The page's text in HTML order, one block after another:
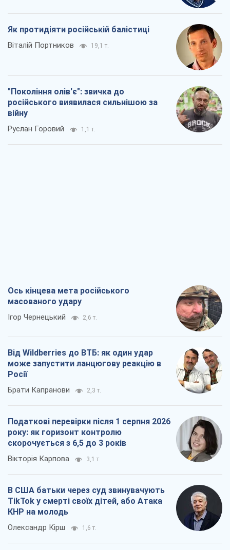
Як протидіяти російській балістиці
Віталій Портников 19,1 т.
"Покоління олів'є": звичка до
російського виявилася сильнішою за
війну
Руслан Горовий 1,1 т.
Ось кінцева мета російського
масованого удару
Ігор Чернецький 2,6 т.
Від Wildberries до ВТБ: як один удар
може запустити ланцюгову реакцію в
Росії
Брати Капранови 2,3 т.
Податкові перевірки після 1 серпня 2026
року: як горизонт контролю
скорочується з 6,5 до 3 років
Вікторія Карпова 3,1 т.
В США батьки через суд звинувачують
TikTok у смерті своїх дітей, або Атака
КНР на молодь
Олександр Кірш 1,6 т.